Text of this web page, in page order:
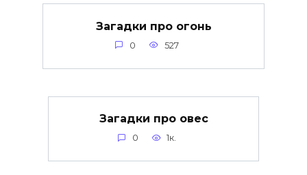
Загадки про огонь
0 527
Загадки про овес
0 1к.